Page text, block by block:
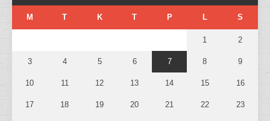
M T K T P L S
1 2
3 4 5 6 7 8 9
10 11 12 13 14 15 16
17 18 19 20 21 22 23